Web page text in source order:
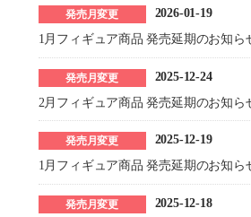
発売月変更
2026-01-19
1月フィギュア商品 発売延期のお知
発売月変更
2025-12-24
2月フィギュア商品 発売延期のお知ら
発売月変更
2025-12-19
1月フィギュア商品 発売延期のお知ら
発売月変更
2025-12-18